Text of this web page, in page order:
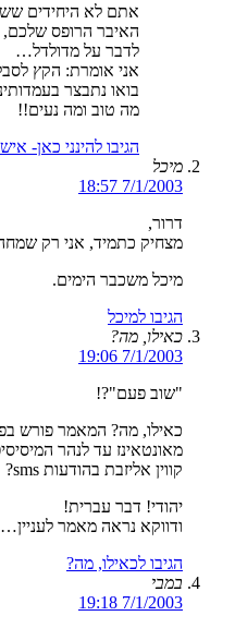
אתם לא היחידים
האיבר הרופס שלכם,
לדבר על מדולדל…
אני אומרת: הקץ
בואו נתבצר
מה טוב ומה נעים!!
הגיבו להינני כאן-
מיכל
7/1/2003 18:57
דרור,
מצחיק כתמיד, אני רק
מיכל משכבר הימים.
הגיבו למיכל
כאילו, מה?
7/1/2003 19:06
"שוב פעם"?!
כאילו, מה? המאמר פורש
מאונטאינז עד לנהר
קווין אליזבת בהודעות sms?
יהודי! דבר עברית!
ודווקא נראה מאמר לעניין…
הגיבו לכאילו, מה?
במבי
7/1/2003 19:18